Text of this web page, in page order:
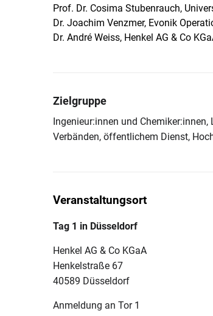
Prof. Dr. Cosima Stubenrauch,
Dr. Joachim Venzmer, Evonik
Dr. André Weiss, Henkel AG & Co
Zielgruppe
Ingenieur:innen und
Verbänden, öffentlichem Dienst,
Veranstaltungsort
Tag 1 in Düsseldorf
Henkel AG & Co KGaA
Henkelstraße 67
40589 Düsseldorf
Anmeldung an Tor 1